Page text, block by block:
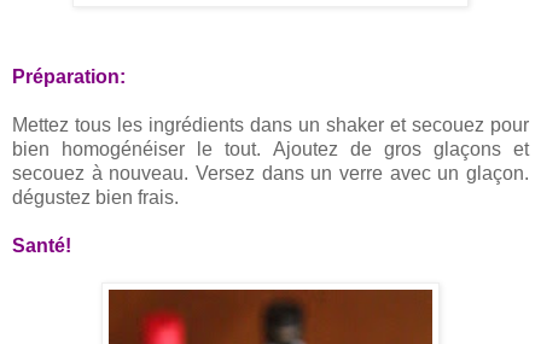
Préparation:
Mettez tous les ingrédients dans un shaker et secouez pour
bien homogénéiser le tout. Ajoutez de gros glaçons et
secouez à nouveau. Versez dans un verre avec un glaçon.
dégustez bien frais.
Santé!